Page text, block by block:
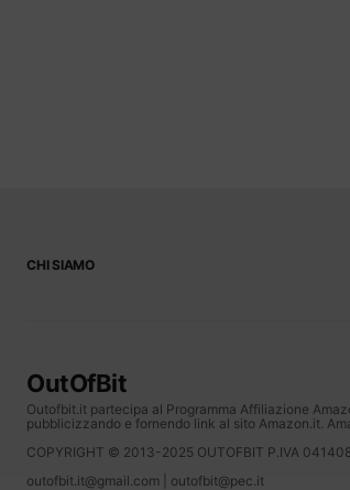
CHI SIAMO
OutOfBit
Outofbit.it partecipa al Programma Affiliazione
pubblicizzando e fornendo link al sito Amazon.it.
COPYRIGHT © 2013-2025 OUTOFBIT P.IVA
outofbit.it@gmail.com | outofbit@pec.it